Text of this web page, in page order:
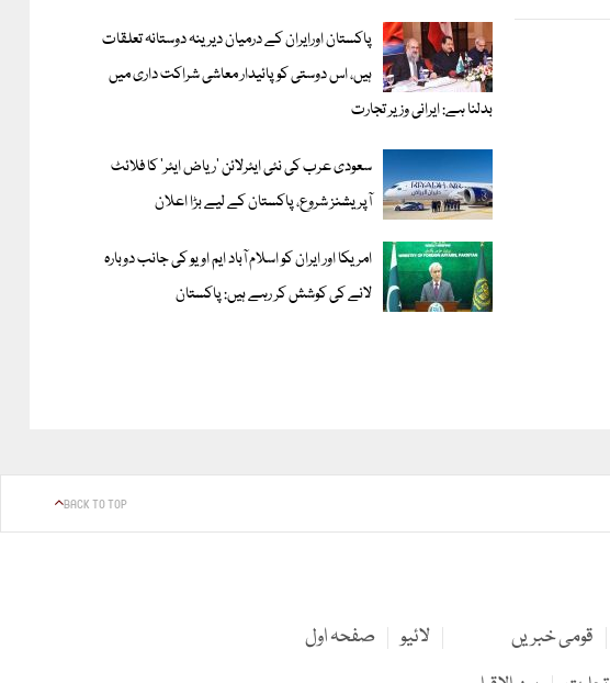
پاکستان اورایران کے درمیان دیرینہ دوستانہ تعلقات
ہیں، اس دوستی کوپائیدار معاشی شراکت داری میں
بدلنا ہے: ایرانی وزیر تجارت
سعودی عرب کی نئی ایئرلائن ‘ریاض ایئر’ کا فلائٹ
آپریشنز شروع، پاکستان کے لیے بڑا اعلان
امریکا اور ایران کو اسلام آباد ایم او یو کی جانب دوبارہ
لانے کی کوشش کر رہے ہیں: پاکستان
BACK TO TOP
صفحہ اول لائیو
قومی خبریں